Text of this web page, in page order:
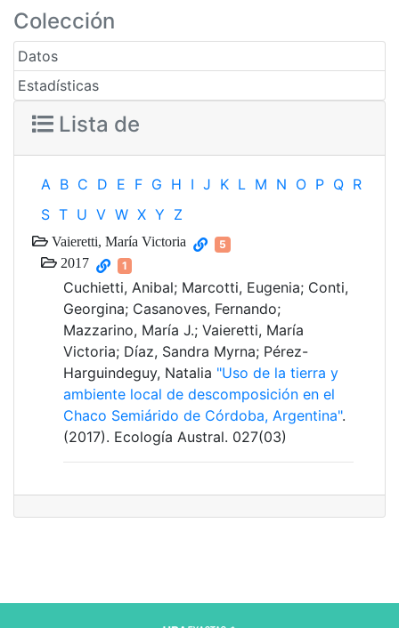
Colección
Datos
Estadísticas
Lista de
A B C D E F G H I J K L M N O P Q R
S T U V W X Y Z
Vaieretti, María Victoria 5
2017 1
Cuchietti, Anibal; Marcotti, Eugenia; Conti,
Georgina; Casanoves, Fernando;
Mazzarino, María J.; Vaieretti, María
Victoria; Díaz, Sandra Myrna; Pérez-
Harguindeguy, Natalia "Uso de la tierra y
ambiente local de descomposición en el
Chaco Semiárido de Córdoba, Argentina".
(2017). Ecología Austral. 027(03)